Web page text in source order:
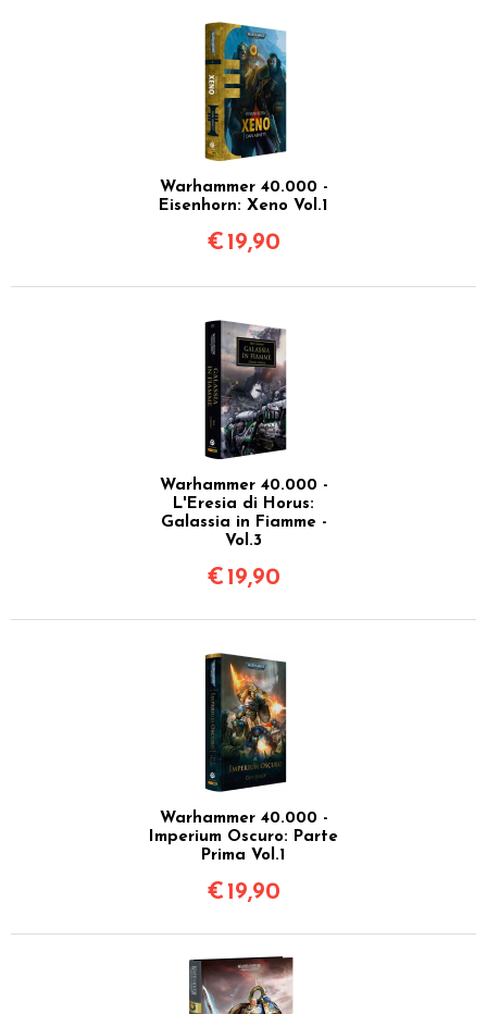
Warhammer 40.000 -
Eisenhorn: Xeno Vol.1
€ 19,90
Warhammer 40.000 -
L'Eresia di Horus:
Galassia in Fiamme -
Vol.3
€ 19,90
Warhammer 40.000 -
Imperium Oscuro: Parte
Prima Vol.1
€ 19,90